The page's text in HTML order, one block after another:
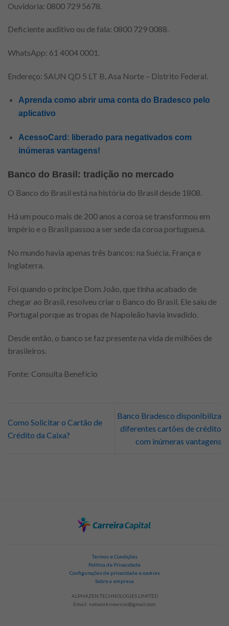
Ouvidoria: 0800 729 5678.
Deficiente auditivo ou de fala: 0800 729 0088.
WhatsApp: 61 4004 0001.
Endereço: SAUN QD 5 LT B, Asa Norte – Distrito Federal.
Aprenda como abrir uma conta do Bradesco pelo
aplicativo
AcessoCard: liberado para negativados com
inúmeras vantagens!
Banco do Brasil: tradição no mercado
O Banco do Brasil está na história do Brasil desde 1808.
Há um pouco mais de 200 anos a coroa se transformou em
império e o Brasil passou a ser sede da coroa portuguesa.
No mundo havia apenas três bancos: na Suécia, França e
Inglaterra.
Foi quando o príncipe Dom João, que tinha acabado de
chegar ao Brasil, resolveu criar o Banco do Brasil. Ele saiu de
Portugal porque as tropas de Napoleão havia invadido.
Desde então, o banco se faz presente na vida de milhões de
brasileiros.
Fonte: Consulta Benefício
Como Solicitar o Cartão de
Crédito da Caixa?
Banco Bradesco disponibiliza
diferentes cartões de crédito
com inúmeras vantagens
Termos e Condições
Política de Privacidade
Configurações de privacidade e cookies
Sobre a empresa
ALPHAZEN TECHNOLOGIES LIMITED
Email: networknewsinc@gmail.com